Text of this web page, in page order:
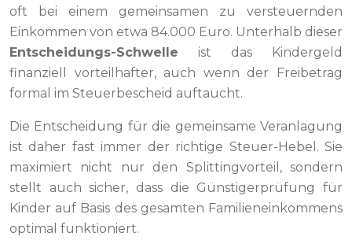
oft bei einem gemeinsamen zu versteuernden
Einkommen von etwa 84.000 Euro. Unterhalb dieser
Entscheidungs-Schwelle ist das Kindergeld
finanziell vorteilhafter, auch wenn der Freibetrag
formal im Steuerbescheid auftaucht.
Die Entscheidung für die gemeinsame Veranlagung
ist daher fast immer der richtige Steuer-Hebel. Sie
maximiert nicht nur den Splittingvorteil, sondern
stellt auch sicher, dass die Günstigerprüfung für
Kinder auf Basis des gesamten Familieneinkommens
optimal funktioniert.